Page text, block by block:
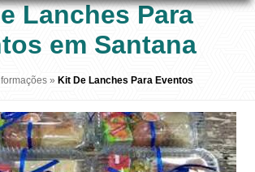
Lanches Para
em Santana
» Kit De Lanches Para Eventos